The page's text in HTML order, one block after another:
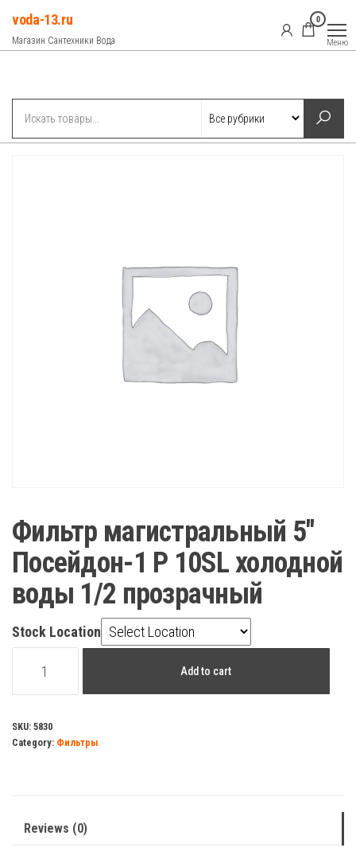
Перейти
содержимому
voda-13.ru
Магазин Сантехники Вода
0
Меню
Фильтр магистральный 5″
Посейдон-1 Р 10SL холодной
воды 1/2 прозрачный
Stock Location
магистральный
Посейдон-1
Р
1/2
Add to cart
SKU: 5830
Category: Фильтры
Reviews (0)